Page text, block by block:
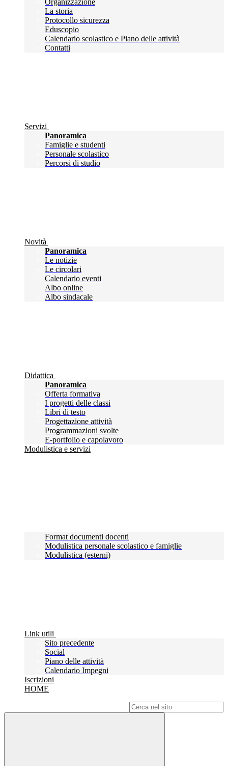
Organizzazione
La storia
Protocollo sicurezza
Eduscopio
Calendario scolastico e Piano delle attività
Contatti
Servizi
Panoramica
Famiglie e studenti
Personale scolastico
Percorsi di studio
Novità
Panoramica
Le notizie
Le circolari
Calendario eventi
Albo online
Albo sindacale
Didattica
Panoramica
Offerta formativa
I progetti delle classi
Libri di testo
Progettazione attività
Programmazioni svolte
E-portfolio e capolavoro
Modulistica e servizi
Format documenti docenti
Modulistica personale scolastico e famiglie
Modulistica (esterni)
Link utili
Sito precedente
Social
Piano delle attività
Calendario Impegni
Iscrizioni
HOME